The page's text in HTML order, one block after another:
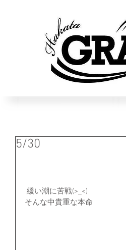
5/30
緩い潮に苦戦(>_<)
そんな中貴重な本命